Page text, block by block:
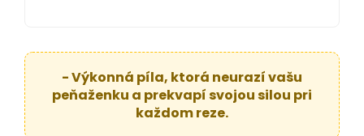
- Výkonná píla, ktorá neurazí vašu
peňaženku a prekvapí svojou silou pri
každom reze.